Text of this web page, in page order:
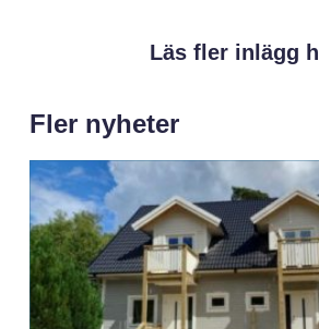
Läs fler inlägg
Fler nyheter